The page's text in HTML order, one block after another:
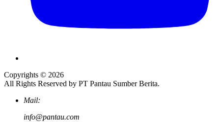
Copyrights © 2026
All Rights Reserved by PT Pantau Sumber Berita.
Mail:
info@pantau.com